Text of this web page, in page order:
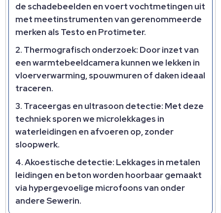
de schadebeelden en voert vochtmetingen uit
met meetinstrumenten van gerenommeerde
merken als Testo en Protimeter.​
Thermografisch onderzoek: Door inzet van
een warmtebeeldcamera kunnen we lekken in
vloerverwarming, spouwmuren of daken ideaal
traceren.​
Traceergas en ultrasoon detectie: Met deze
techniek sporen we microlekkages in
waterleidingen en afvoeren op, zonder
sloopwerk.​
Akoestische detectie: Lekkages in metalen
leidingen en beton worden hoorbaar gemaakt
via hypergevoelige microfoons van onder
andere Sewerin.​